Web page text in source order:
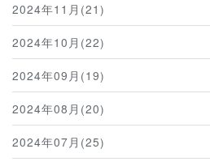
2024年11月(21)
2024年10月(22)
2024年09月(19)
2024年08月(20)
2024年07月(25)